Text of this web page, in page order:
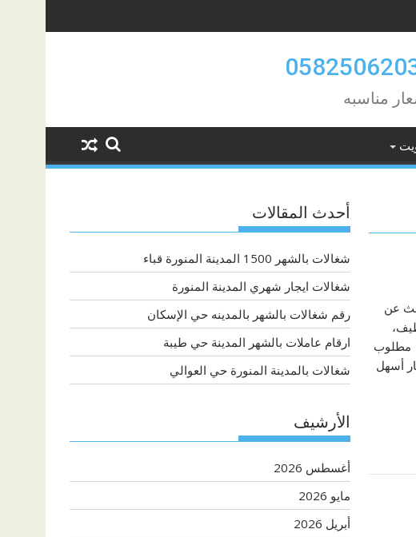
مناسبه
عن
مطلوب
أسهل
أحدث المقالات
شغالات بالشهر 1500 المدينة المنورة قباء
شغالات ايجار شهري المدينة المنورة
رقم شغالات بالشهر بالمدينه حي الإسكان
ارقام عاملات بالشهر المدينة حي طيبة
شغالات بالمدينة المنورة حي العوالي
الأرشيف
أغسطس 2026
مايو 2026
أبريل 2026